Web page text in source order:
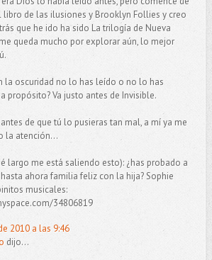
libro de las ilusiones y Brooklyn Follies y creo
que he ido ha sido La trilogía de Nueva
queda mucho por explorar aún, lo mejor
la oscuridad no lo has leído o no lo has
propósito? Va justo antes de Invisible.
de que tú lo pusieras tan mal, a mí ya me
la atención...
largo me está saliendo esto): ¿has probado a
ahora familia feliz con la hija? Sophie
musicales:
34806819
2010 a las 9:46
dijo...